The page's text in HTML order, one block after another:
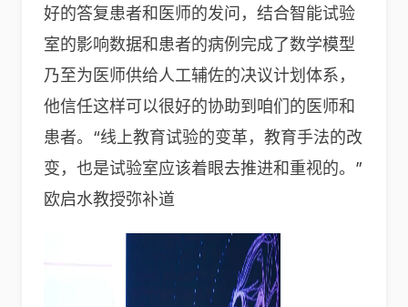
好的答复患者和医师的发问，结合智能试验
室的影响数据和患者的病例完成了数学模型
乃至为医师供给人工辅佐的决议计划体系，
他信任这样可以很好的协助到咱们的医师和
患者。“线上教育试验的变革，教育手法的改
变，也是试验室应该着眼去推进和重视的。”
欧启水教授弥补道